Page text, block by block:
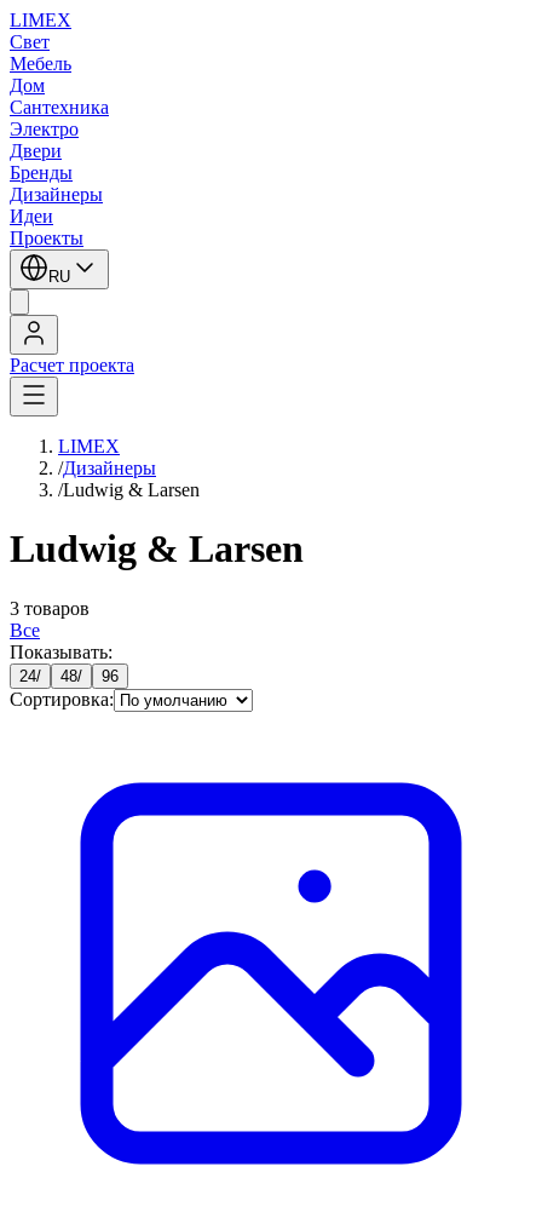
LIMEX
Свет
Мебель
Дом
Сантехника
Электро
Двери
Бренды
Дизайнеры
Идеи
Проекты
RU
Расчет проекта
LIMEX
/Дизайнеры
/Ludwig & Larsen
Ludwig & Larsen
3 товаров
Все
Показывать:
24/ 48/ 96
Сортировка: